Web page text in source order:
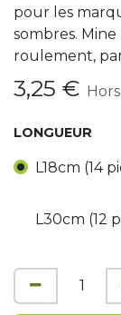
pour les
sombres.
roulement,
3,25 €
LONGUEUR
L18cm (14
L30cm (12